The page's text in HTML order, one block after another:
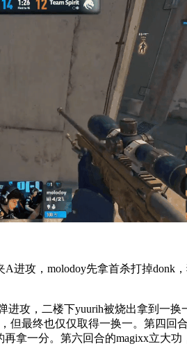
攻，molodoy先拿首杀打掉donk，
，二楼下yuurih被烧出拿到一换
但最终也仅仅取得一换一。第四
拿一分。第六回合的magixx立大